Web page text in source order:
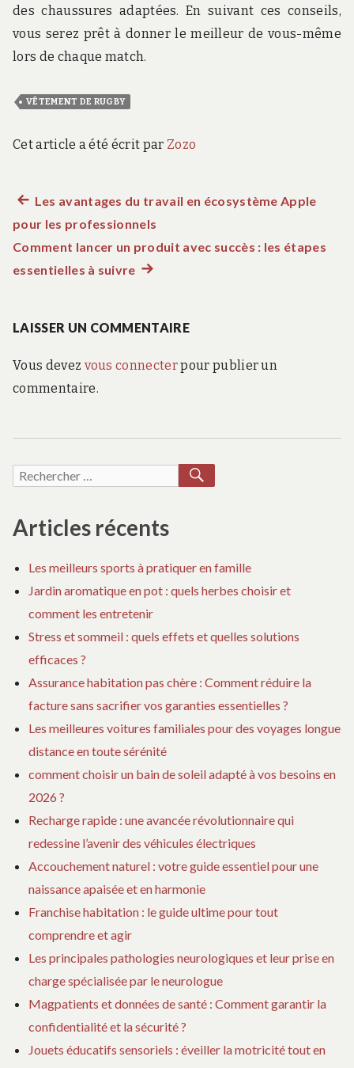
des chaussures adaptées. En suivant ces conseils,
vous serez prêt à donner le meilleur de vous-même
lors de chaque match.
VÊTEMENT DE RUGBY
Cet article a été écrit par Zozo
Navigation
de
Article
précédent :
Les avantages du travail en écosystème Apple
pour les professionnels
Comment lancer un produit avec succès : les étapes
essentielles à suivreArticle
LAISSER UN COMMENTAIRE
Vous devez vous connecterpour publier un
commentaire.
Recherche
Articles récents
Les meilleurs sports à pratiquer en famille
Jardin aromatique en pot : quels herbes choisir et
comment les entretenir
Stress et sommeil : quels effets et quelles solutions
efficaces ?
Assurance habitation pas chère : Comment réduire la
facture sans sacrifier vos garanties essentielles ?
Les meilleures voitures familiales pour des voyages longue
distance en toute sérénité
comment choisir un bain de soleil adapté à vos besoins en
2026 ?
Recharge rapide : une avancée révolutionnaire qui
redessine l’avenir des véhicules électriques
Accouchement naturel : votre guide essentiel pour une
naissance apaisée et en harmonie
Franchise habitation : le guide ultime pour tout
comprendre et agir
Les principales pathologies neurologiques et leur prise en
charge spécialisée par le neurologue
Magpatients et données de santé : Comment garantir la
confidentialité et la sécurité ?
Jouets éducatifs sensoriels : éveiller la motricité tout en